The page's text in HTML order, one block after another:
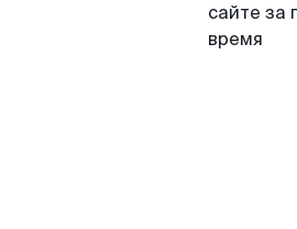
сайте за
время